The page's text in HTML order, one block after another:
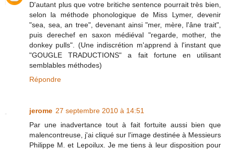
D'autant plus que votre britiche sentence pourrait très bien,
selon la méthode phonologique de Miss Lymer, devenir
"sea, sea, an tree", devenant ainsi "mer, mère, l'âne trait",
puis derechef en saxon médiéval "regarde, mother, the
donkey pulls". (Une indiscrétion m'apprend à l'instant que
"GOUGLE TRADUCTIONS" a fait fortune en utilisant
semblables méthodes)
Répondre
jerome 27 septembre 2010 à 14:51
Par une inadvertance tout à fait fortuite aussi bien que
malencontreuse, j'ai cliqué sur l'image destinée à Messieurs
Philippe M. et Lepoilux. Je me tiens à leur disposition pour